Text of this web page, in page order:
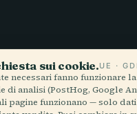
sui cookie.UE ·
necessari fanno funzionare la
di analisi (PostHog, Google
pagine funzionano — solo